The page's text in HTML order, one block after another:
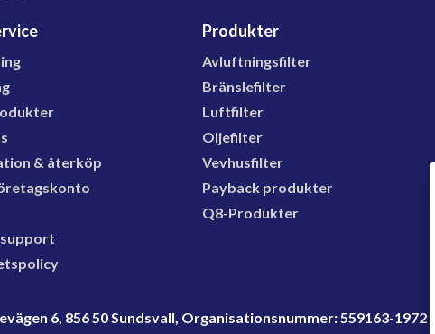
& återköp
Produkter
Avluftningsfilter
Bränslefilter
Luftfilter
Oljefilter
Vevhusfilter
Payback produkter
Q8-Produkter
6, 856 50 Sundsvall, Organisationsnummer: 559163-1972